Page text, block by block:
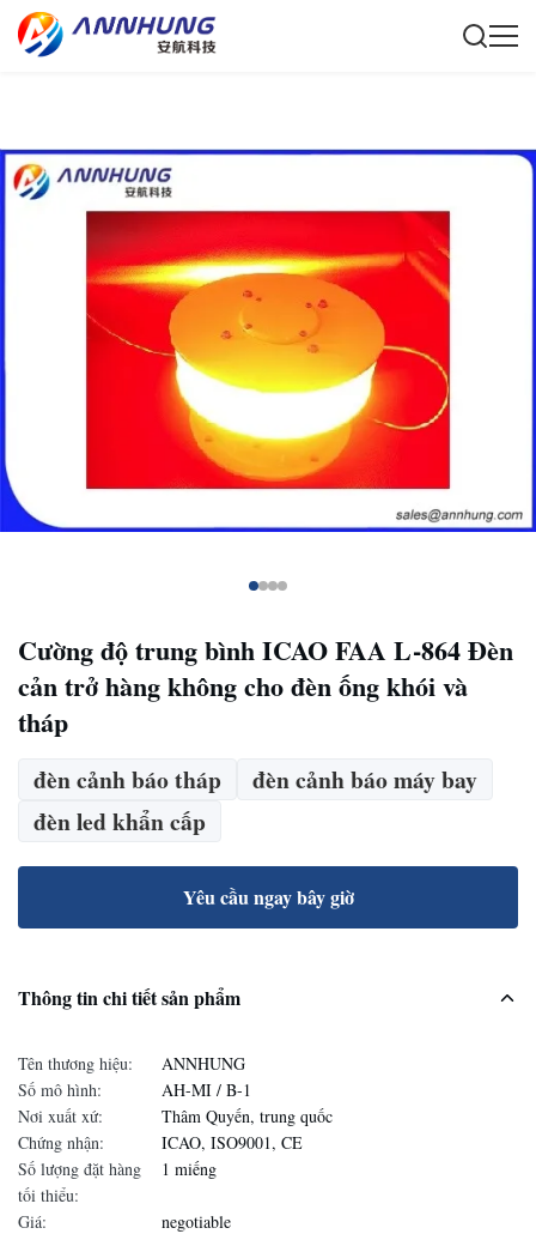
Cường độ trung bình ICAO FAA L-864 Đèn
cản trở hàng không cho đèn ống khói và
tháp
đèn cảnh báo tháp
đèn cảnh báo máy bay
đèn led khẩn cấp
Yêu cầu ngay bây giờ
Thông tin chi tiết sản phẩm
Tên thương hiệu:
ANNHUNG
Số mô hình:
AH-MI / B-1
Nơi xuất xứ:
Thâm Quyến, trung quốc
Chứng nhận:
ICAO, ISO9001, CE
Số lượng đặt hàng
tối thiểu:
1 miếng
Giá:
negotiable